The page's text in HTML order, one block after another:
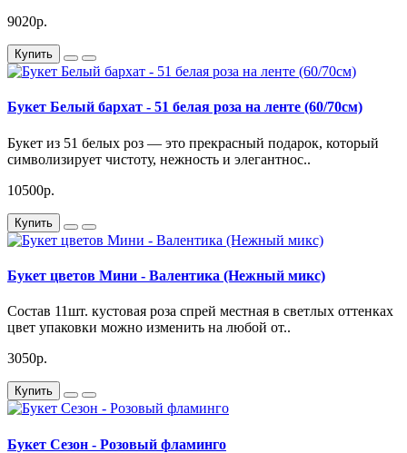
9020р.
Купить
Букет Белый бархат - 51 белая роза на ленте (60/70см)
Букет из 51 белых роз — это прекрасный подарок, который
символизирует чистоту, нежность и элегантнос..
10500р.
Купить
Букет цветов Мини - Валентика (Нежный микс)
Состав 11шт. кустовая роза спрей местная в светлых оттенках
цвет упаковки можно изменить на любой от..
3050р.
Купить
Букет Сезон - Розовый фламинго